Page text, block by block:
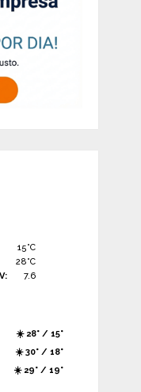
15°C
28°C
7.6
☀️ 28° / 15°
☀️ 30° / 18°
☀️ 29° / 19°